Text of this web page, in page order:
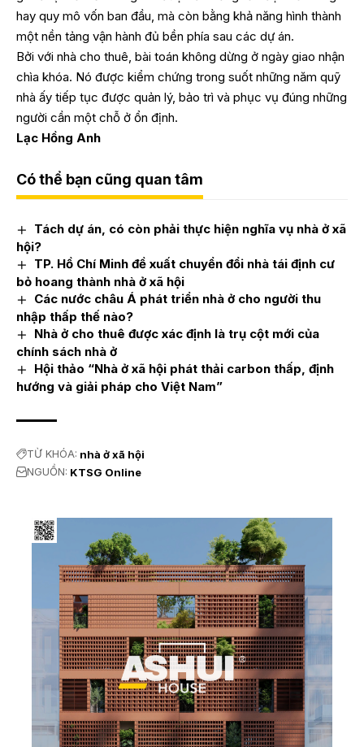
hay quy mô vốn ban đầu, mà còn bằng khả năng hình thành
một nền tảng vận hành đủ bền phía sau các dự án.
Bởi với nhà cho thuê, bài toán không dừng ở ngày giao nhận
chìa khóa. Nó được kiểm chứng trong suốt những năm quỹ
nhà ấy tiếp tục được quản lý, bảo trì và phục vụ đúng những
người cần một chỗ ở ổn định.
Lạc Hồng Anh
Có thể bạn cũng quan tâm
Tách dự án, có còn phải thực hiện nghĩa vụ nhà ở xã
hội?
TP. Hồ Chí Minh đề xuất chuyển đổi nhà tái định cư
bỏ hoang thành nhà ở xã hội
Các nước châu Á phát triển nhà ở cho người thu
nhập thấp thế nào?
Nhà ở cho thuê được xác định là trụ cột mới của
chính sách nhà ở
Hội thảo “Nhà ở xã hội phát thải carbon thấp, định
hướng và giải pháp cho Việt Nam”
TỪ KHÓA: nhà ở xã hội
NGUỒN: KTSG Online